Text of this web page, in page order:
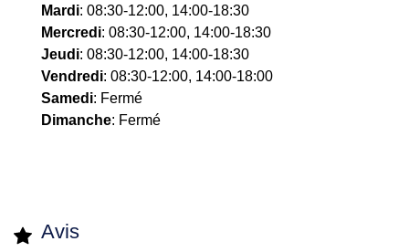
Mardi: 08:30-12:00, 14:00-18:30
Mercredi: 08:30-12:00, 14:00-18:30
Jeudi: 08:30-12:00, 14:00-18:30
Vendredi: 08:30-12:00, 14:00-18:00
Samedi: Fermé
Dimanche: Fermé
Avis